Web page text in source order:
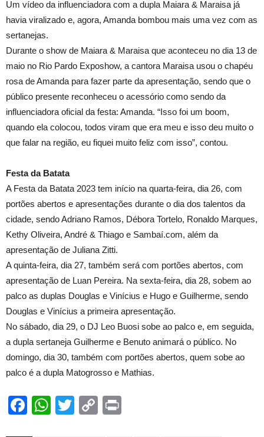
Um vídeo da influenciadora com a dupla Maiara & Maraisa já
havia viralizado e, agora, Amanda bombou mais uma vez com as
sertanejas.
Durante o show de Maiara & Maraisa que aconteceu no dia 13 de
maio no Rio Pardo Exposhow, a cantora Maraisa usou o chapéu
rosa de Amanda para fazer parte da apresentação, sendo que o
público presente reconheceu o acessório como sendo da
influenciadora oficial da festa: Amanda. “Isso foi um boom,
quando ela colocou, todos viram que era meu e isso deu muito o
que falar na região, eu fiquei muito feliz com isso”, contou.
Festa da Batata
A Festa da Batata 2023 tem início na quarta-feira, dia 26, com
portões abertos e apresentações durante o dia dos talentos da
cidade, sendo Adriano Ramos, Débora Tortelo, Ronaldo Marques,
Kethy Oliveira, André & Thiago e Sambaí.com, além da
apresentação de Juliana Zitti.
A quinta-feira, dia 27, também será com portões abertos, com
apresentação de Luan Pereira. Na sexta-feira, dia 28, sobem ao
palco as duplas Douglas e Vinícius e Hugo e Guilherme, sendo
Douglas e Vinícius a primeira apresentação.
No sábado, dia 29, o DJ Leo Buosi sobe ao palco e, em seguida,
a dupla sertaneja Guilherme e Benuto animará o público. No
domingo, dia 30, também com portões abertos, quem sobe ao
palco é a dupla Matogrosso e Mathias.
Facebook
WhatsApp
TwitterCopy